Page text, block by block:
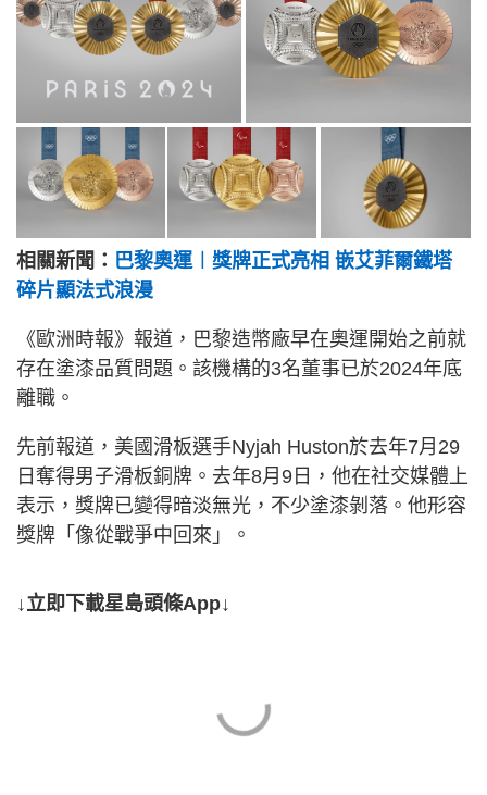
相關新聞： 巴黎奧運︱獎牌正式亮相 嵌艾菲爾鐵塔
碎片顯法式浪漫
《歐洲時報》報道，巴黎造幣廠早在奧運開始之前就
存在塗漆品質問題。該機構的3名董事已於2024年底
離職。
先前報道，美國滑板選手Nyjah Huston於去年7月29
日奪得男子滑板銅牌。去年8月9日，他在社交媒體上
表示，獎牌已變得暗淡無光，不少塗漆剝落。他形容
獎牌「像從戰爭中回來」。
↓立即下載星島頭條App↓